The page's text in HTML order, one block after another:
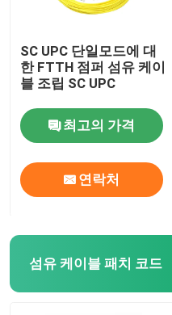
섬유 시험 장비
SC UPC 단일모드에 대
한 FTTH 점퍼 섬유 케이
블 조립 SC UPC
최고의 가격
연락처
섬유 케이블 패치 코드